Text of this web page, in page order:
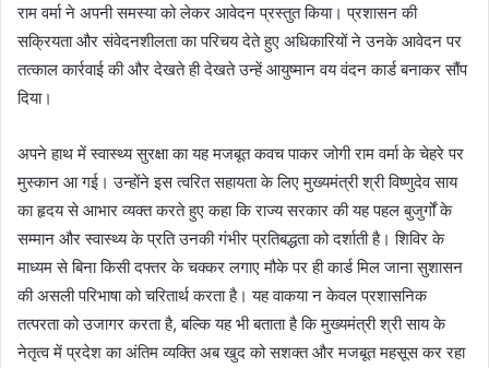
राम वर्मा ने अपनी समस्या को लेकर आवेदन प्रस्तुत किया। प्रशासन की
सक्रियता और संवेदनशीलता का परिचय देते हुए अधिकारियों ने उनके आवेदन पर
तत्काल कार्रवाई की और देखते ही देखते उन्हें आयुष्मान वय वंदन कार्ड बनाकर सौंप
दिया।
अपने हाथ में स्वास्थ्य सुरक्षा का यह मजबूत कवच पाकर जोगी राम वर्मा के चेहरे पर
मुस्कान आ गई। उन्होंने इस त्वरित सहायता के लिए मुख्यमंत्री श्री विष्णुदेव साय
का हृदय से आभार व्यक्त करते हुए कहा कि राज्य सरकार की यह पहल बुजुर्गों के
सम्मान और स्वास्थ्य के प्रति उनकी गंभीर प्रतिबद्धता को दर्शाती है। शिविर के
माध्यम से बिना किसी दफ्तर के चक्कर लगाए मौके पर ही कार्ड मिल जाना सुशासन
की असली परिभाषा को चरितार्थ करता है। यह वाकया न केवल प्रशासनिक
तत्परता को उजागर करता है, बल्कि यह भी बताता है कि मुख्यमंत्री श्री साय के
नेतृत्व में प्रदेश का अंतिम व्यक्ति अब खुद को सशक्त और मजबूत महसूस कर रहा